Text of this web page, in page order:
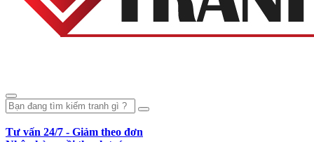
Tư vấn 24/7 - Giảm theo đơn